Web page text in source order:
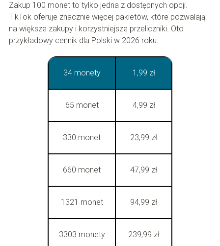
Zakup 100 monet to tylko jedna z dostępnych opcji.
TikTok oferuje znacznie więcej pakietów, które pozwalają
na większe zakupy i korzystniejsze przeliczniki. Oto
przykładowy cennik dla Polski w 2026 roku:
34 monety 1,99 zł
65 monet 4,99 zł
330 monet 23,99 zł
660 monet 47,99 zł
1321 monet 94,99 zł
3303 monety 239,99 zł